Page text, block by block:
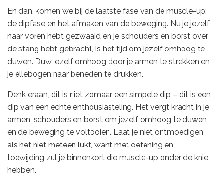
En dan, komen we bij de laatste fase van de muscle-up:
de dipfase en het afmaken van de beweging. Nu je jezelf
naar voren hebt gezwaaid en je schouders en borst over
de stang hebt gebracht, is het tijd om jezelf omhoog te
duwen. Duw jezelf omhoog door je armen te strekken en
je ellebogen naar beneden te drukken.
Denk eraan, dit is niet zomaar een simpele dip – dit is een
dip van een echte enthousiasteling. Het vergt kracht in je
armen, schouders en borst om jezelf omhoog te duwen
en de beweging te voltooien. Laat je niet ontmoedigen
als het niet meteen lukt, want met oefening en
toewijding zul je binnenkort die muscle-up onder de knie
hebben.